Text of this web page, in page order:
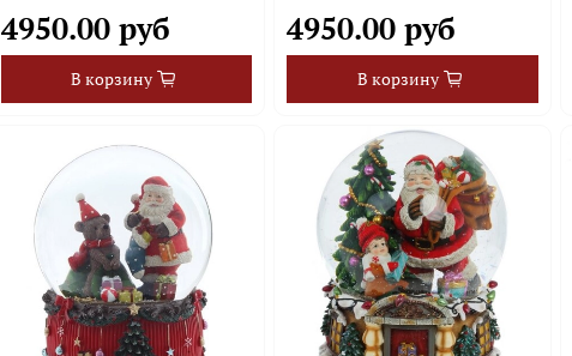
4950.00 руб
В корзину
4950.00 руб
В корзину